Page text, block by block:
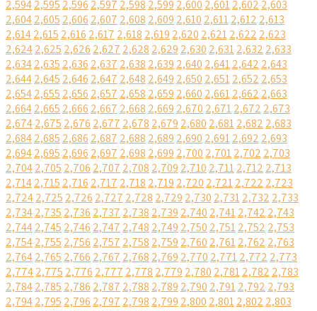
2,5942,595 2,596 2,597 2,598 2,599 2,600 2,6012,602 2,603
2,6042,605 2,606 2,607 2,608 2,609 2,610 2,6112,612 2,613
2,6142,615 2,616 2,617 2,618 2,619 2,620 2,6212,622 2,623
2,6242,625 2,626 2,627 2,628 2,629 2,630 2,6312,632 2,633
2,6342,635 2,636 2,637 2,638 2,639 2,640 2,6412,642 2,643
2,6442,645 2,646 2,647 2,648 2,649 2,650 2,6512,652 2,653
2,6542,655 2,656 2,657 2,658 2,659 2,660 2,6612,662 2,663
2,6642,665 2,666 2,667 2,668 2,669 2,670 2,6712,672 2,673
2,6742,675 2,676 2,677 2,678 2,679 2,680 2,6812,682 2,683
2,6842,685 2,686 2,687 2,688 2,689 2,690 2,6912,692 2,693
2,6942,695 2,696 2,697 2,698 2,699 2,700 2,7012,702 2,703
2,7042,705 2,706 2,707 2,708 2,709 2,710 2,7112,712 2,713
2,7142,715 2,716 2,717 2,718 2,719 2,720 2,7212,722 2,723
2,7242,725 2,726 2,727 2,728 2,729 2,730 2,7312,732 2,733
2,7342,735 2,736 2,737 2,738 2,739 2,740 2,7412,742 2,743
2,7442,745 2,746 2,747 2,748 2,749 2,750 2,7512,752 2,753
2,7542,755 2,756 2,757 2,758 2,759 2,760 2,7612,762 2,763
2,7642,765 2,766 2,767 2,768 2,769 2,770 2,7712,772 2,773
2,7742,775 2,776 2,777 2,778 2,779 2,780 2,7812,782 2,783
2,7842,785 2,786 2,787 2,788 2,789 2,790 2,7912,792 2,793
2,7942,795 2,796 2,797 2,798 2,799 2,800 2,8012,802 2,803